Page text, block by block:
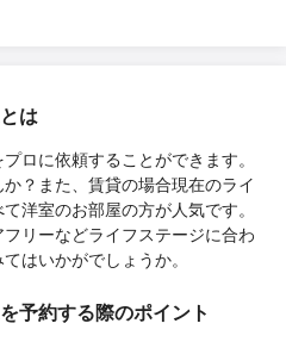
は
ロに依頼することができます。
？また、賃貸の場合現在のライ
洋室のお部屋の方が人気です。
リーなどライフステージに合わ
はいかがでしょうか。
予約する際のポイント